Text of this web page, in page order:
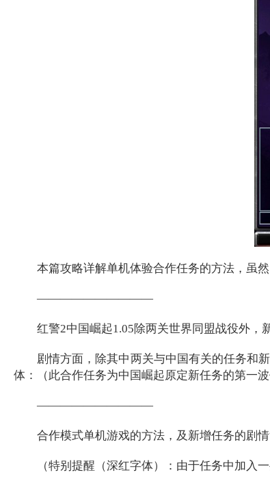
本篇攻略详解单机体验合作任务的方法，虽然
——————————
红警2中国崛起1.05除两关世界同盟战役外，新
剧情方面，除其中两关与中国有关的任务和新
体：（此合作任务为中国崛起原定新任务的第一
——————————
合作模式单机游戏的方法，及新增任务的剧情
（特别提醒（深红字体）：由于任务中加入一